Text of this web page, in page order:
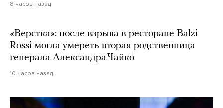
8 часов назад
«Верстка»: после взрыва в ресторане Balzi
Rossi могла умереть вторая родственница
генерала Александра Чайко
10 часов назад